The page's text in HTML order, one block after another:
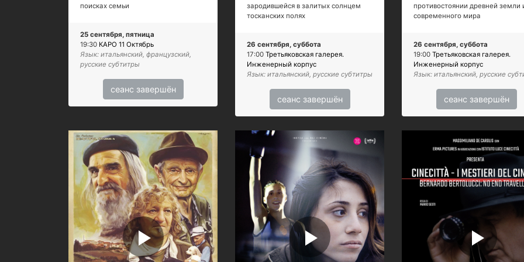
поисках семьи
25 сентября, пятница
19:30 КАРО 11 Октябрь
Язык: итальянский, французский,
русские субтитры
сеанс завершён
зародившейся в залитых солнцем
тосканских полях
26 сентября, суббота
17:00 Третьяковская галерея.
Инженерный корпус
Язык: итальянский, русские субтитры
сеанс завершён
противостоянии древней земли
современного мира
26 сентября, суббота
19:00 Третьяковская галерея.
Инженерный корпус
Язык: итальянский, русские
сеанс завершён